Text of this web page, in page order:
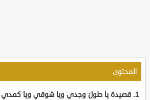
المحتوى
قصيدة يا طولَ وجدي ويا شوقي ويا كمدي